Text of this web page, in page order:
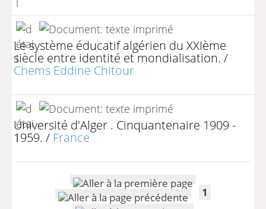
Le système éducatif algérien du XXIème
siècle entre identité et mondialisation. /
Chems Eddine Chitour
Université d'Alger . Cinquantenaire 1909 -
1959. / France
1